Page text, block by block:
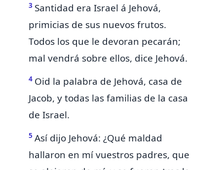
3 Santidad era Israel á Jehová,
primicias de sus nuevos frutos.
Todos los que le devoran pecarán;
mal vendrá sobre ellos, dice Jehová.
4 Oid la palabra de Jehová, casa de
Jacob, y todas las familias de la casa
de Israel.
5 Así dijo Jehová: ¿Qué maldad
hallaron en mí vuestros padres, que